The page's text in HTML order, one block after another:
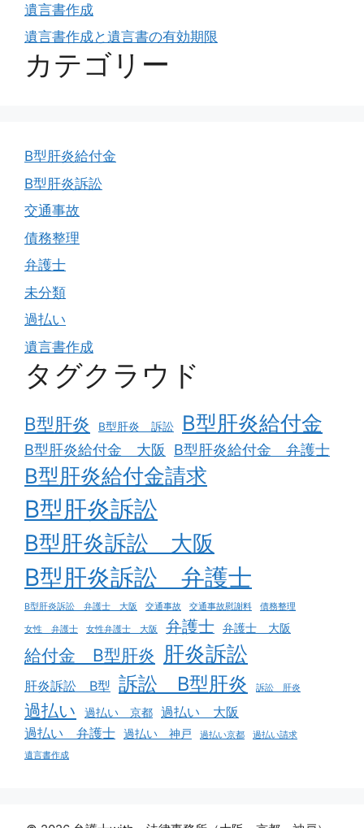
遺言書作成
遺言書作成と遺言書の有効期限
カテゴリー
B型肝炎給付金
B型肝炎訴訟
交通事故
債務整理
弁護士
未分類
過払い
遺言書作成
タグクラウド
B型肝炎 B型肝炎 訴訟 B型肝炎給付金
B型肝炎給付金 大阪 B型肝炎給付金 弁護士
B型肝炎給付金請求
B型肝炎訴訟
B型肝炎訴訟 大阪
B型肝炎訴訟 弁護士
B型肝炎訴訟 弁護士 大阪 交通事故 交通事故慰謝料 債務整理
女性 弁護士 女性弁護士 大阪 弁護士 弁護士 大阪
給付金 B型肝炎 肝炎訴訟
肝炎訴訟 B型 訴訟 B型肝炎 訴訟 肝炎
過払い 過払い 京都
過払い 大阪
過払い 弁護士
過払い 神戸 過払い京都
過払い請求
遺言書作成